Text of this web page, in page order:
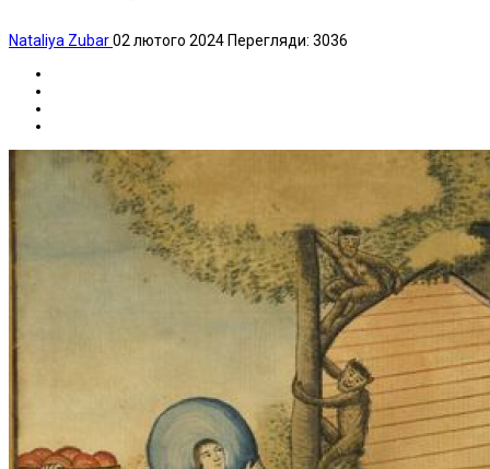
Nataliya Zubar02 лютого 2024 Перегляди: 3036